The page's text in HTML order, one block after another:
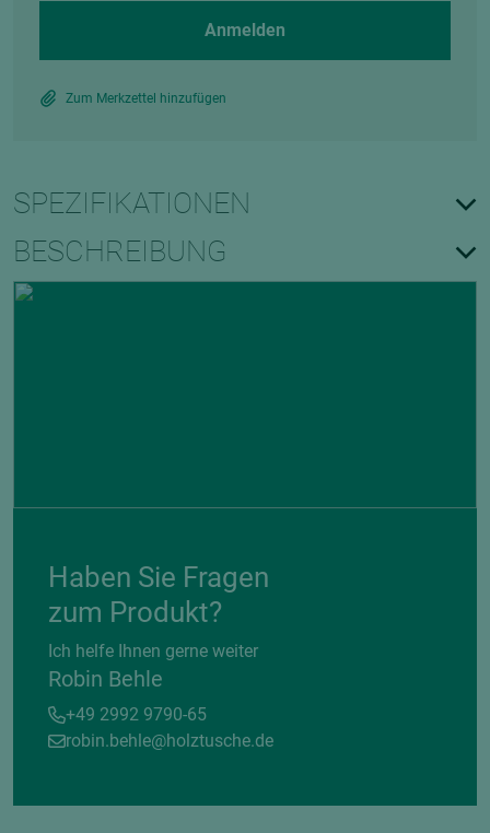
Anmelden
Zum Merkzettel hinzufügen
SPEZIFIKATIONEN
BESCHREIBUNG
Haben Sie Fragen
zum Produkt?
Ich helfe Ihnen gerne weiter
Robin Behle
+49 2992 9790-65
robin.behle@holztusche.de